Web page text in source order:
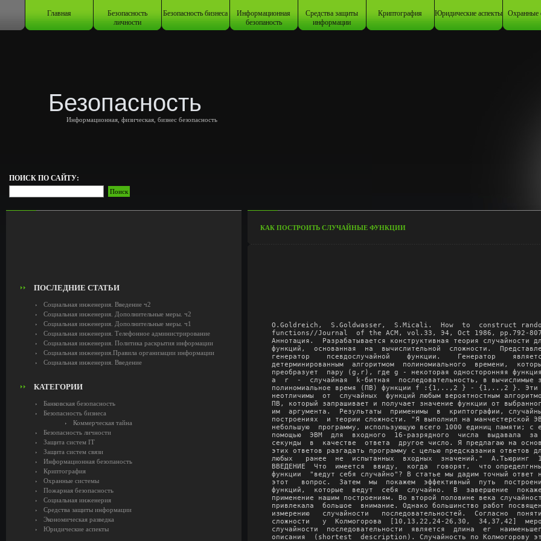
Главная Безопасность
личности
Безопасность бизнеса Информационная
безопаность
Средства защиты
информации
Криптография Юридические аспекты Охранные
Безопасность
Информационная, физическая, бизнес безопасность
ПОИСК ПО САЙТУ:
ПОСЛЕДНИЕ СТАТЬИ
Социальная инженерия. Введение ч2
Социальная инженерия. Дополнительные меры. ч2
Социальная инженерия. Дополнительные меры. ч1
Социальная инженерия. Телефонное администрирование
Социальная инженерия. Политика раскрытия информации
Социальная инженерия.Правила организации информации
Социальная инженерия. Введение
КАТЕГОРИИ
Банковская безопасность
Безопасность бизнеса
Коммерческая тайна
Безопасность личности
Защита систем IT
Защита систем связи
Информационная безопаность
Криптография
Охранные системы
Пожарная безопасность
Социальная инженерия
Средства защиты информации
Экономическая разведка
Юридические аспекты
КАК ПОСТРОИТЬ СЛУЧАЙНЫЕ ФУНКЦИИ
O.Goldreich,  S.Goldwasser,  S.Micali.  How  to  construct random
functions//Journal  of the ACM, vol.33, Э4, Oct 1986, pp.792-807.
Аннотация.  Разрабатывается конструктивная теория случайности для
функций,  основанная  на  вычислительной  сложности.  Представлен
генератор    псевдослучайной    функции.    Генератор    является
детерминированным  алгоритмом  полиномиального  времени,  который
преобразует  пару (g,r), где g - некоторая односторонняя функция,
а  r  -  случайная  k-битная  последовательность, в вычислимые за
полиномиальное время (ПВ) функции f :{1,..,2 } - {1,..,2 }. Эти f
неотличимы  от  случайных  функций любым вероятностным алгоритмом
ПВ, который запрашивает и получает значение функции от выбранного
им  аргумента.  Результаты  применимы  в  криптографии, случайных
построениях  и теории сложности. "Я выполнил на манчестерской ЭВМ
небольшую  программу, использующую всего 1000 единиц памяти; с ег
помощью  ЭВМ  для  входного  16-разрядного  числа  выдавала  за 2
секунды  в  качестве  ответа  другое число. Я предлагаю на основе
этих ответов разгадать программу с целью предсказания ответов для
любых   ранее  не  испытанных  входных  значений."  А.Тьюринг  1.
ВВЕДЕНИЕ  Что  имеется  ввиду,  когда  говорят,  что определгнные
функции  "ведут себя случайно"? В статье мы дадим точный ответ на
этот   вопрос.  Затем  мы  покажем  эффективный  путь  построения
функций,  которые  ведут  себя  случайно.  В  завершение  покажем
применение нашим построениям. Во второй половине века случайность
привлекала  большое  внимание. Однако большинство работ посвящено
измерению   случайности   последовательностей.  Согласно  понятию
сложности   у  Колмогорова  [10,13,22,24-26,30,  34,37,42]  мерой
случайности  последовательности  является  длина  ег  наименьшего
описания  (shortest  description). Случайность по Колмогорову это
присущее  свойство  отдельных  последовательностей.  Такой подход
неконструктивен   и   неприменим   к   генерации  псевдослучайных
последовательностей.   Отметим,   что   множество  случайцных  по
Колмогорову    последовательностей    нерекурсивно.    Интересные
обобщения    понятия    сложности   Колмогорова   рассмотрены   в
[1,19,36,38].  Здесь  последовательность  S  "случайна",  если ег
нельзя выработать программой, которая эффективна (полиномиального
времени)   и   короче   s.   Этот   подход   далгк  от  генерации
псевдослучайных  чисел. Действительно, не существует эффективного
алгоритма,   использующего   менее  k  истинно  случайных  бит  и
способного  выработать  k-битную  последовательность, случайную в
упомянутом  смысле. Недавно был предложен конструктивный подход к
случайности  последовательностей,  основанный  на  вычислительной
сложности    [8,41].    При    таком    подходе    множество    S
последовательностей      является     полиномиально     случайным
(полислучайным),  если  программы,  выполняемые за полиномиальное
время,   приводят   к  тождественным  результатам  как  в  случае
использования  элементов,  случайно  выбранных  из  S,  так и при
случайном  выборе  из  множества  всех последовательностей. Такой
подход    конструктивен    в    следующем    смысле:   существует
детерминированный  алгоритм  ПВ  такой,  что для входной k-битной
последовательности      выходом      является      поли(k)-битная
последовательность;   причгм,   если   существуют   односторонние
функции,   то   множество   всех   выходных   последовательностей
полислучайно.  В  этой  статье  мы  разрабатываем  данный подход,
предлагая   конструктивную  теорию  случайности  для  функций.  В
частности:  (1)  мы  вводим  меру  случайности  функций на основе
вычислительной   сложности:   грубо   говоря,   назовгм   функцию
полислучайной,  если  не существует такого алгоритма ПВ, который,
запрашивая  значения  функции  для выбранных им аргументов, может
отличить  вычисления,  во  время  которых  он  получает  истинные
значения  функции,  от  вычислений,  во время которых он получает
выходные  значения независимых бросков монеты. Отметим аналогию с
тестом  Тьюринга  для  определения  умственных  способностей; (2)
предполагая  существование  односторонних  функций, мы предлагаем
алгоритм   для  построения  полислучайных  функций.  Наша  работа
вызвана  нерешгнной  проблемой  в  [9]  и  [7].  Далее мы обсудим
определение   полислучайной  совокупности  -  множества  функций,
которые   легко   выбрать   и   рассчитать  и  которые  достигают
случайности по отношению к вычислению полиномиального времени. Мы
сравним  это  определение  с  ранее  рассмотренными определениями
односторонних  функций  и  криптографически  сильных  генераторов
псевдослучайных    бит   (КСБ-генераторы).   1.1.   ПОЛИСЛУЧАЙНЫЕ
СОВОКУПНОСТИ.   Пусть   Ik   означает   множество  всех  k-битных
последовательностей. Рассмотрим множество Hk всех функций из Ik в
Ik.  Отметим,  что  мощность  Hk  равна  2  .  Таким образом, для
определения  функции  в Hk требуется k*2 бит - это неосуществимая
задача  даже  при не очень больших k. Теперь предположим, что для
каждого  целого k случайно выбирается подмножество Hk Hk мощности
2  .  Пусть H обозначает совокупность {Hk}. Таким образом, каждая
функция   в   Hk  имеет  уникальный  k-битный  индекс.  Однако  с
вероятностью  1  не  существует  алгоритма  ПВ  такого,  что  при
заданном  k-битном  индексе  функции  f Hk и x Ik может вычислить
f(x).  Наша  цель  -  сделать  "случайные функции" доступными для
применений,  т.е.  построить  функции, которые легко определить и
рассчитать  и  тем не менее нельзя отличить от функций, выбранных
случайно  в  Hk.  Таким  образом,  мы  ограничиваем  себя выбором
функций  из мультимножества (multiset) Fk (чьи элементы находятся
в  Hk),  причгм совокупность F={Fk} имеет следующие свойства: (1)
Индексирование:  каждая  функция  Fk  имеет  ассоциируемый  с ней
уникальный  k-битный индекс: Fk={f |i Ik}. Таким образом, функцию
f Fk легко случайно выбрать, если можно получить k случайных бит.
(2) Вычисление полиномиального времени: существует полиномиальный
алгоритм,  который  (для  всех  k>=1)  при  вводе  индекса i Ik и
аргумента  x  Ik,  рассчитывает  f (x). (3) Псевдослучайность: не
существует   вероятностного  алгоритма,  который  выполняется  за
время,  полиномиальное  относительно  k,  и  способного  отличить
функции  в  Fk  от  функций  в Hk (точное определение см. в 3.1).
Такая    совокупность    функций   F   называется   полислучайной
совокупностью.  Грубо  говоря,  несмотря  на то, что функции в Fk
легко  выбрать  и  рассчитать,  с  точки  зрения  исследователя с
полиномиально   ограниченными   ресурсами   они   обладают  всеми
свойствами   случайно   выбираемых   в  Hk  функций.  Приведгнное
определение    весьма   конструктивно.   Мы   преобразуем   любой
КСБ-генератор  (высококачественный генератор псевдослучайных бит,
обсуждаемый  в  гл.2) в полислучайную совокупность. Было показано
(см.   2.2),  что  КСБ-генераторы  можно  построить  при  наличии
односторонних функций. 1.2. СРАВНЕНИЕ С ОДНОСТОРОННИМИ ФУНКЦИЯМИ.
Нестрого  говоря,  односторонние  функции  (ОФ)  -  это  функции,
которые  легко рассчитать, но трудно обратить для непренебрежимой
части   примеров.   Мы   строим   случайные   функции   из  любой
односторонней  функции,  что  подтверждает  громадный  потенциал,
заложенный   в  определение  ОФ.  Однако  этой  мощью  необходимо
пользоваться  осторожно. Хотя обращение ОФ весьма непредсказуемо,
это  не  означает,  что оно случайно. Действительно, все функции,
которые  сейчас  считаются односторонними удовлетворяют различным
алгебраическим  тождествам  (например,  RSA-функция  [33]  -  это
мультипликативная   перестановка;   следовательно,  при  заданном
обращении  для  x и y можно легко найти обращение для x*y). Этого
не  происходит  для  истинно случайных функций, и, фактически, не
происходит  для  функции,  случайно  выбранной  из  полислучайной
совокупности  {Fk}.  В  частности,  наше  построение скрывает все
алгебраические  тождества, которым удовлетворяет лежащая в основе
ОФ,  от  наблюдателя  с полиномиально ограниченными ресурсами. По
существу,    полислучайные    совокупности   обладают   следующим
свойством.   Случайно   выбирается  и  фиксируется  f  Fk.  Пусть
вероятностный поли(k)-временной алгоритм А запрашивает значение f
от  полиномиально  большого  (относительно k) числа аргументов по
своему  выбору:  y , y ,.., y . Пусть затем А выбирает аргумент x
(x=y  для  всех  i)  для  проверки.  Если теперь предоставить А в
случайном  порядке  два  числа,  одно из которых f(x), а другое -
случайное  k-битное  число,  он  не  сможет  решить, какое из них
является  f(x) с вероятностью, существенно превышающей 1/2. Таким
образом,  если  f  выбирается в полислучайной совокупности, то не
только нельзя найти значение f(x) при помощи значений f от других
аргументов,  но  его  даже  нельзя  распознать!  Приведгнный тест
является  полным  определением  полислучайных  совокупностей (см.
гл.4).  1.3.  СРАВНЕНИЕ  С КСБ-ГЕНЕРАТОРАМИ. В этом подразделе мы
обращаемся к проблеме моделирования вероятностных вычислений ПВ с
целью  сбережения  таких основных ресурсов, как бросания монеты и
память.   Как   мы   увидим,  при  вероятностных  вычислениях  ПВ
КСБ-генераторы позволяют сберечь бросания монеты, а полислучайные
совокупности   -   и   бросания   монеты,  и  память  (вычисления
производятся  со  случайным предсказателем). КСБ-генераторы - это
эффективные    детермининрованные    программы,    развгртывающие
(случайное)  k-битное  входное  начальное  значение  в  k -битную
выходную   (псевдослучайную)   последовательность  для  некоторой
константы  t>0.  Эти  последовательности  неотличимы  в ПВ от k -
битных  истинно  случайных  последовательностей  (см.  подробно в
2.1).   Следовательно,   мы  можем  заменить  бросания  монеты  в
вероятностном